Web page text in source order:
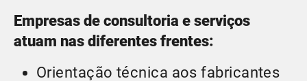
Empresas de consultoria e serviços
atuam nas diferentes frentes:
Orientação técnica aos fabricantes